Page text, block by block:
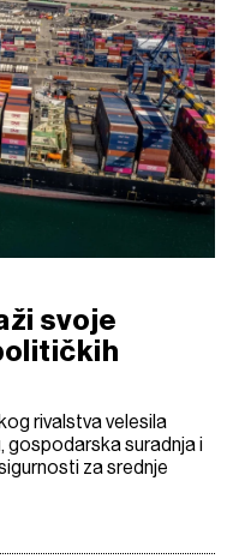
svoje
rivalstva velesila
gospodarska suradnja i
za srednje